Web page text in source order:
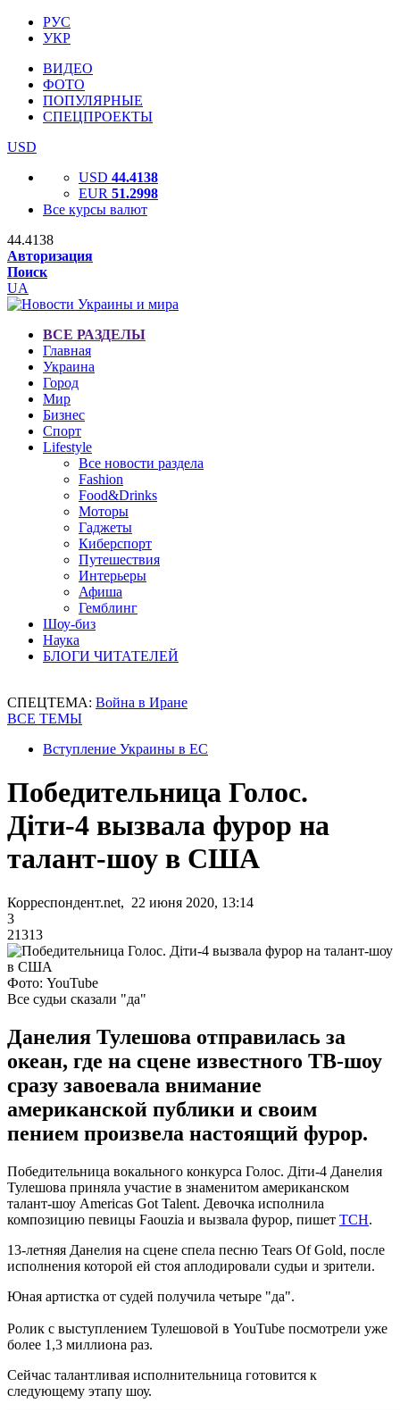
РУС
УКР
ВИДЕО
ФОТО
ПОПУЛЯРНЫЕ
СПЕЦПРОЕКТЫ
USD
USD 44.4138
EUR 51.2998
Все курсы валют
44.4138
Авторизация
Поиск
UA
ВСЕ РАЗДЕЛЫ
Главная
Украина
Город
Мир
Бизнес
Спорт
Lifestyle
Все новости раздела
Fashion
Food&Drinks
Моторы
Гаджеты
Киберспорт
Путешествия
Интерьеры
Афиша
Гемблинг
Шоу-биз
Наука
БЛОГИ ЧИТАТЕЛЕЙ
СПЕЦТЕМА: Война в Иране
ВСЕ ТЕМЫ
Вступление Украины в ЕС
Победительница Голос.
Діти-4 вызвала фурор на
талант-шоу в США
Корреспондент.net, 22 июня 2020, 13:14
3
21313
Фото: YouTube
Все судьи сказали "да"
Данелия Тулешова отправилась за
океан, где на сцене известного ТВ-шоу
сразу завоевала внимание
американской публики и своим
пением произвела настоящий фурор.
Победительница вокального конкурса Голос. Діти-4 Данелия
Тулешова приняла участие в знаменитом американском
талант-шоу Americas Got Talent. Девочка исполнила
композицию певицы Faouzia и вызвала фурор, пишет ТСН.
13-летняя Данелия на сцене спела песню Tears Of Gold, после
исполнения которой ей стоя аплодировали судьи и зрители.
Юная артистка от судей получила четыре "да".
Ролик с выступлением Тулешовой в YouTube посмотрели уже
более 1,3 миллиона раз.
Сейчас талантливая исполнительница готовится к
следующему этапу шоу.